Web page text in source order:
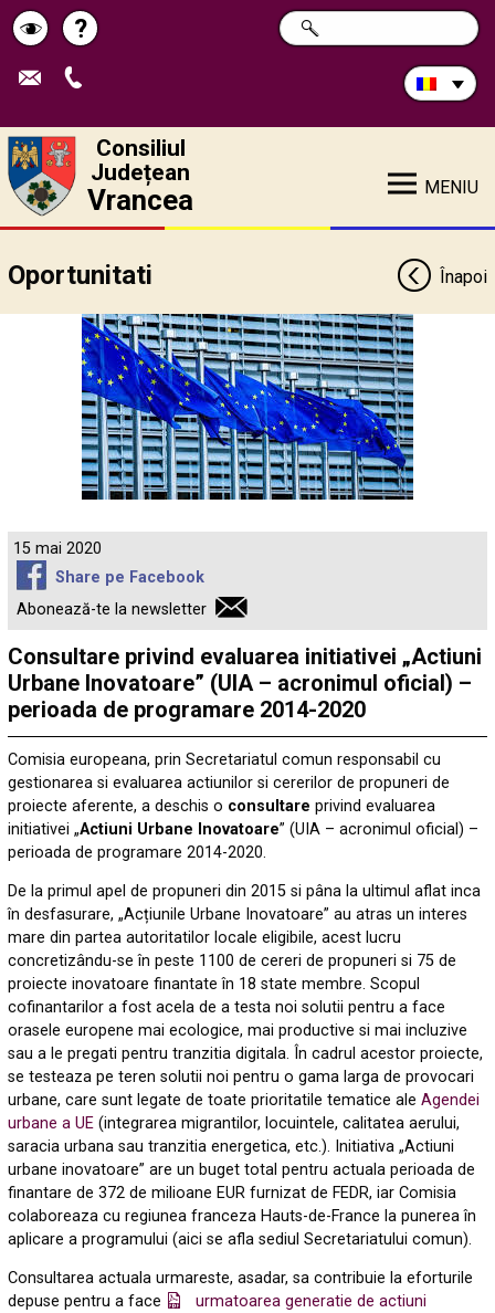
Schimbă
contrastul
Pagina
de
?
Caută
în
CAUTĂ
Consiliul
Județean
Vrancea MENIU
Oportunitati Înapoi
15 mai 2020
Share pe Facebook
Abonează-te la newsletter
Consultare privind evaluarea initiativei „Actiuni
Urbane Inovatoare” (UIA – acronimul oficial) –
perioada de programare 2014-2020
Comisia europeana, prin Secretariatul comun responsabil cu
gestionarea si evaluarea actiunilor si cererilor de propuneri de
proiecte aferente, a deschis o consultare privind evaluarea
initiativei „Actiuni Urbane Inovatoare” (UIA – acronimul oficial) –
perioada de programare 2014-2020.
De la primul apel de propuneri din 2015 si pâna la ultimul aflat inca
în desfasurare, „Acțiunile Urbane Inovatoare” au atras un interes
mare din partea autoritatilor locale eligibile, acest lucru
concretizându-se în peste 1100 de cereri de propuneri si 75 de
proiecte inovatoare finantate în 18 state membre. Scopul
cofinantarilor a fost acela de a testa noi solutii pentru a face
orasele europene mai ecologice, mai productive si mai incluzive
sau a le pregati pentru tranzitia digitala. În cadrul acestor proiecte,
se testeaza pe teren solutii noi pentru o gama larga de provocari
urbane, care sunt legate de toate prioritatile tematice aleAgendei
urbane a UE (integrarea migrantilor, locuintele, calitatea aerului,
saracia urbana sau tranzitia energetica, etc.). Initiativa „Actiuni
urbane inovatoare” are un buget total pentru actuala perioada de
finantare de 372 de milioane EUR furnizat de FEDR, iar Comisia
colaboreaza cu regiunea franceza Hauts-de-France la punerea în
aplicare a programului (aici se afla sediul Secretariatului comun).
Consultarea actuala urmareste, asadar, sa contribuie la eforturile
depuse pentru a face
urmatoarea generatie de actiuni